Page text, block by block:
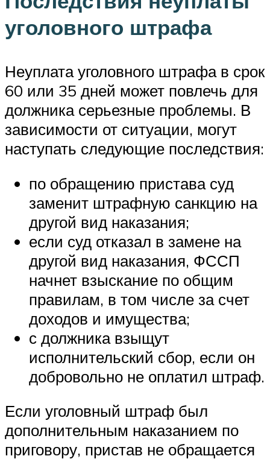
уголовного штрафа
Неуплата уголовного штрафа в срок
60 или 35 дней может повлечь для
должника серьезные проблемы. В
зависимости от ситуации, могут
наступать следующие последствия:
по обращению пристава суд
заменит штрафную санкцию на
другой вид наказания;
если суд отказал в замене на
другой вид наказания, ФССП
начнет взыскание по общим
правилам, в том числе за счет
доходов и имущества;
с должника взыщут
исполнительский сбор, если он
добровольно не оплатил штраф.
Если уголовный штраф был
дополнительным наказанием по
приговору, пристав не обращается